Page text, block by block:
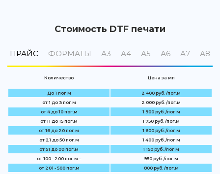
Стоимость DTF печати
ПРАЙС ФОРМАТЫ А3 А4 А5 А6 А7 А8
Количество Цена за мп
До 1 пог.м
2 400 руб. /пог.м
от 1 до 3 пог.м
2 000 руб. /пог.м
от 4 до 10 пог.м
1 900 руб. /пог.м
от 11 до 15 пог.м
1 750 руб. /пог.м
от 16 до 20 пог.м
1 600 руб. /пог.м
от 21 до 50 пог.м
1 400 руб. /пог.м
от 51 до 99 пог.м
1 150 руб. /пог.м
от 100 - 200 пог.м –
950 руб. /пог.м
от 201 - 500 пог.м
800 руб. /пог.м